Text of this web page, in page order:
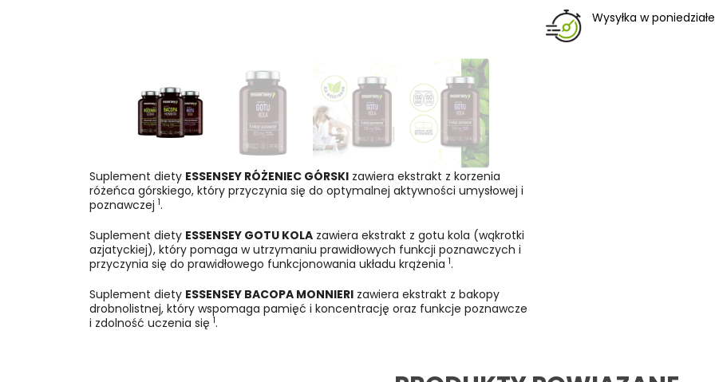
Suplement diety ESSENSEY RÓŻENIEC GÓRSKI zawiera ekstrakt z korzenia
różeńca górskiego, który przyczynia się do optymalnej aktywności umysłowej i
poznawczej 1.
Suplement diety ESSENSEY GOTU KOLA zawiera ekstrakt z gotu kola (wąkrotki
azjatyckiej), który pomaga w utrzymaniu prawidłowych funkcji poznawczych i
przyczynia się do prawidłowego funkcjonowania układu krążenia 1.
Suplement diety ESSENSEY BACOPA MONNIERI zawiera ekstrakt z bakopy
drobnolistnej, który wspomaga pamięć i koncentrację oraz funkcje poznawcze
i zdolność uczenia się 1.
Wysyłka w